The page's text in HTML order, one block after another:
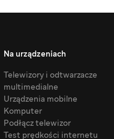
Na urządzeniach
Telewizory i odtwarzacze
multimedialne
Urządzenia mobilne
Komputer
Podłącz telewizor
Test prędkości internetu